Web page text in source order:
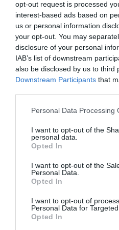
opt-out request is processed
interest-based ads based on
us or personal information
your opt-out. You may
disclosure of your personal
IAB’s list of downstream
also be disclosed by us to third
Downstream Participants that
Personal Data Processing
I want to opt-out of the
personal data.
Opted In
I want to opt-out of the
Personal Data.
Opted In
I want to opt-out of
Personal Data for Targeted
Opted In
aquest grup, algú de la
gènere, algú de la teva
teus antecedents
Seria perfecte?, es
és no. Seria millor? La
"Us imagineu
l'atzar, durant
a representar-
el Senat?"
seva càbala, un grup de
TED Circles